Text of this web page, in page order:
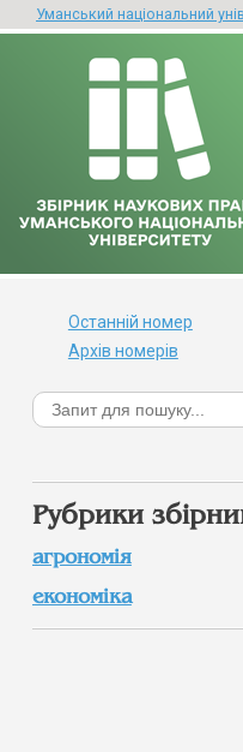
Уманський національний
Останній номер
Архів номерів
Рубрики
агрономія
економіка